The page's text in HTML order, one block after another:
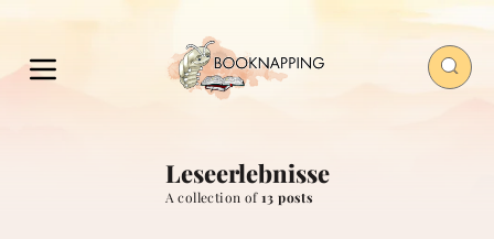
Leseerlebnisse
A collection of13 posts